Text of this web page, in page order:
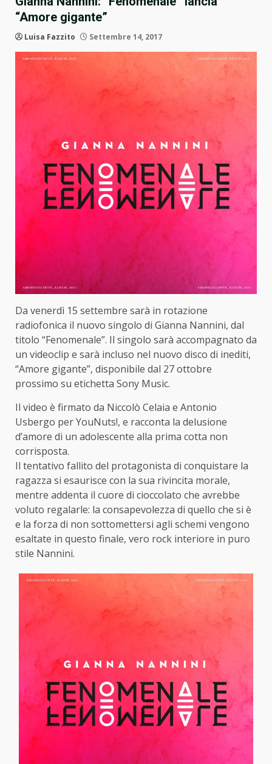
“Amore gigante”
Luisa Fazzito Settembre 14, 2017
Da venerdì 15 settembre sarà in rotazione
radiofonica il nuovo singolo di Gianna Nannini, dal
titolo “Fenomenale”. Il singolo sarà accompagnato da
un videoclip e sarà incluso nel nuovo disco di inediti,
“Amore gigante”, disponibile dal 27 ottobre
prossimo su etichetta Sony Music.
Il video è firmato da Niccolò Celaia e Antonio
Usbergo per YouNuts!, e racconta la delusione
d’amore di un adolescente alla prima cotta non
corrisposta.
Il tentativo fallito del protagonista di conquistare la
ragazza si esaurisce con la sua rivincita morale,
mentre addenta il cuore di cioccolato che avrebbe
voluto regalarle: la consapevolezza di quello che si è
e la forza di non sottomettersi agli schemi vengono
esaltate in questo finale, vero rock interiore in puro
stile Nannini.